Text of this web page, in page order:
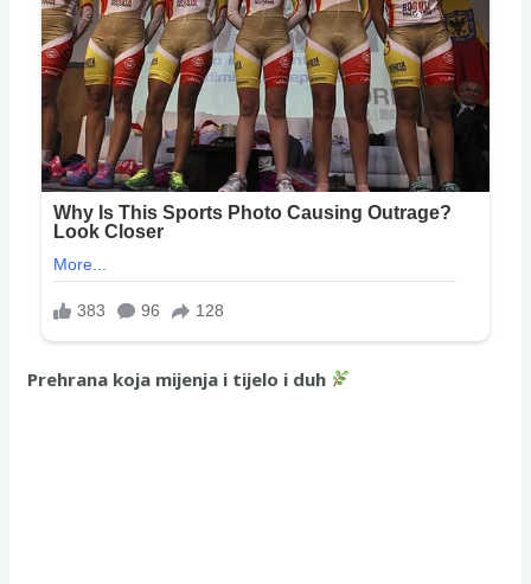
Prehrana koja mijenja i tijelo i duh